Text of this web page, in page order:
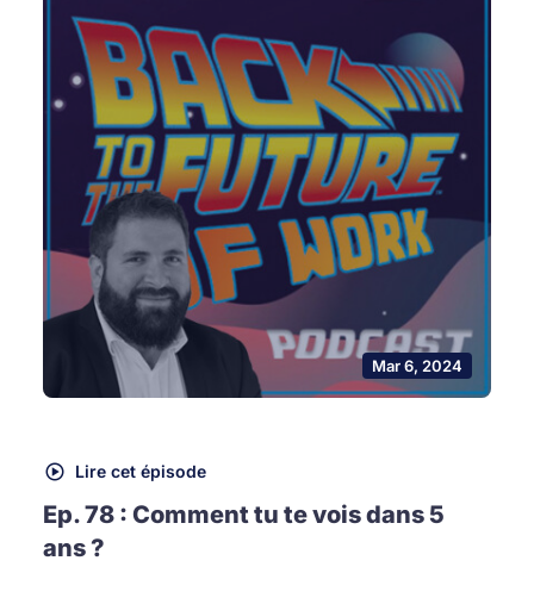
Mar 6, 2024
Lire cet épisode
Ep. 78 : Comment tu te vois dans 5
ans ?